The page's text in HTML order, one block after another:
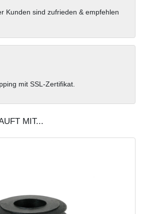
Kunden sind zufrieden & empfehlen
mit SSL-Zertifikat.
MIT...